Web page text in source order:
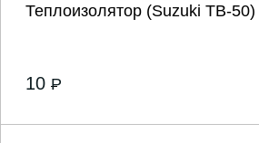
Теплоизолятор (Suzuki ТВ-50)
10 P